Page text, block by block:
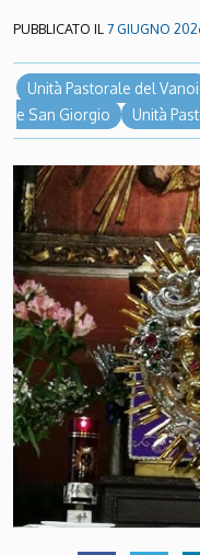
PUBBLICATO IL7 GIUGNO
Unità Pastorale del Vanoi
e San Giorgio
Unità